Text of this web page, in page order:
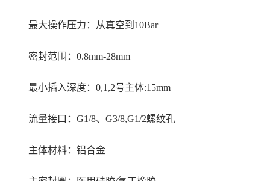
最大操作压力：从真空到10Bar
密封范围：0.8mm-28mm
最小插入深度：0,1,2号主体:15mm
流量接口：G1/8、G3/8,G1/2螺纹孔
主体材料：铝合金